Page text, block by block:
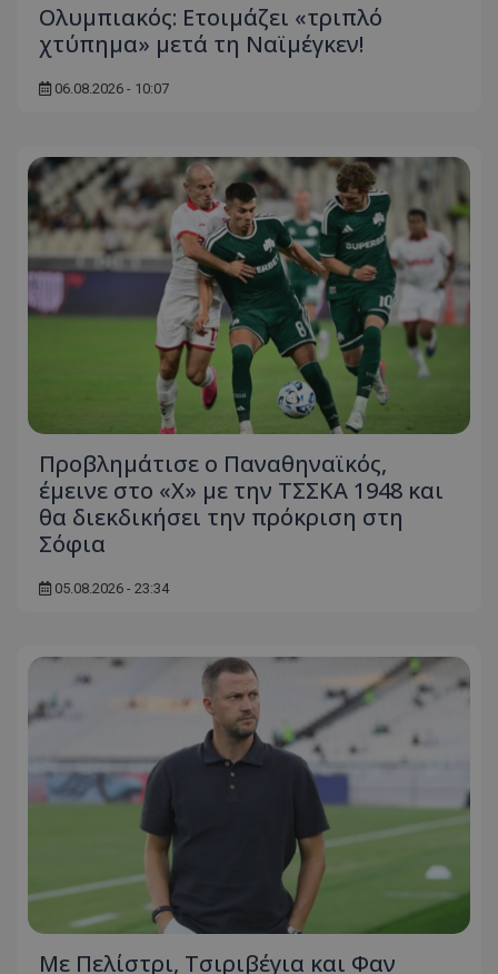
Ολυμπιακός: Ετοιμάζει «τριπλό
χτύπημα» μετά τη Ναϊμέγκεν!
06.08.2026 - 10:07
Προβλημάτισε ο Παναθηναϊκός,
έμεινε στο «Χ» με την ΤΣΣΚΑ 1948 και
θα διεκδικήσει την πρόκριση στη
Σόφια
05.08.2026 - 23:34
Με Πελίστρι, Τσιριβέγια και Φαν